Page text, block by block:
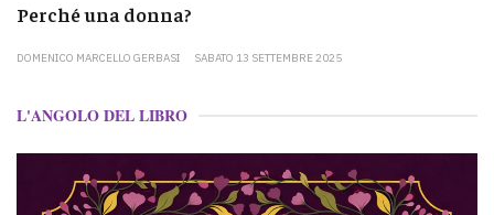
Perché una donna?
DOMENICO MARCELLO GERBASI SABATO 13 SETTEMBRE 2025
L'ANGOLO DEL LIBRO